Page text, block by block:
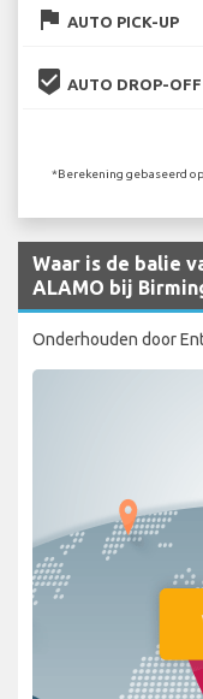
flag AUTO PICK-UP
beenhere AUTO DROP-OFF
*Berekening gebaseerd
Waar is de balie
ALAMO bij
Onderhouden door